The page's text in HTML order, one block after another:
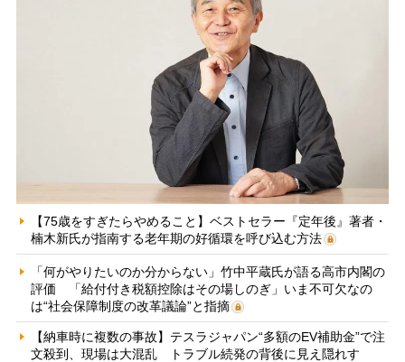
【75歳をすぎたらやめること】ベストセラー『定年後』著者・
楠木新氏が指南する老年期の好循環を呼び込む方法
「何がやりたいのか分からない」竹中平蔵氏が語る高市内閣の
評価 「給付付き税額控除はその場しのぎ」いま不可欠なの
は“社会保障制度の改革議論”と指摘
【納車時に複数の事故】テスラジャパン“多額のEV補助金”で注
文殺到、現場は大混乱 トラブル続発の背後に見え隠れす